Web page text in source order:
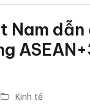
Nam
Kinh tế